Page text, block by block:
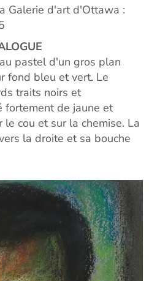
Galerie d'art d'Ottawa :
pastel d'un gros plan
fond bleu et vert. Le
traits noirs et
fortement de jaune et
cou et sur la chemise. La
la droite et sa bouche